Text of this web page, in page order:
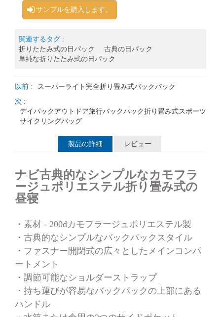
サンプルを購入します。
関連するタグ :
折りたたみ式の日パック
古典の日パック
単純な折りたたみ式の日パック
以前 :
スーパーライト完全折り畳み式バックパック
次 :
デイパックアウトドア旅行バックパック折り畳み式スポーツ
サイクリングバッグ
製品の詳細 レビュー
ナビ古典的なシンプルなカモフラ
ージュポリエステル折り畳み式の
昼寝
・ 素材 - 200dカモフラージュポリエステル製
・ 古典的なシンプルなバックパックスタイル
・ ファスナー開閉式の広々としたメインコンパ
ートメント
・ 調節可能なショルダーストラップ
・ 持ち運びが容易なバックパックの上部にある
ハンドル